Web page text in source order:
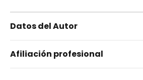
Datos del Autor
Guerrero Arias, Patricio
Afiliación profesional